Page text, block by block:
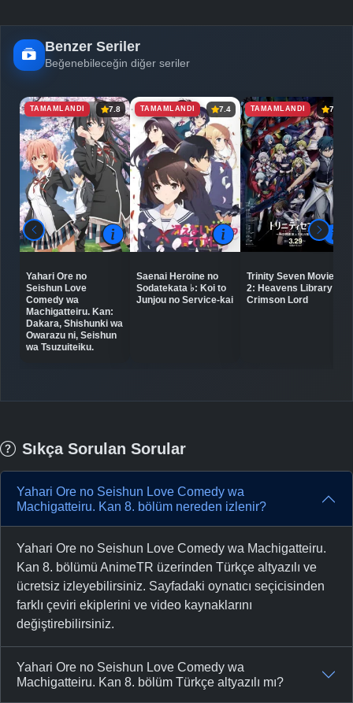
Benzer Seriler
Beğenebileceğin diğer seriler
TAMAMLANDI 7.8
Yahari Ore no
Seishun Love
Comedy wa
Machigatteiru. Kan:
Dakara, Shishunki wa
Owarazu ni, Seishun
wa Tsuzuiteiku.
TAMAMLANDI 7.4
Saenai Heroine no
Sodatekata ♭: Koi to
Junjou no Service-kai
TAMAMLANDI 7.3
Trinity Seven Movie
2: Heavens Library to
Crimson Lord
Sıkça Sorulan Sorular
Yahari Ore no Seishun Love Comedy wa
Machigatteiru. Kan 8. bölüm nereden izlenir?
Yahari Ore no Seishun Love Comedy wa Machigatteiru.
Kan 8. bölümü AnimeTR üzerinden Türkçe altyazılı ve
ücretsiz izleyebilirsiniz. Sayfadaki oynatıcı seçicisinden
farklı çeviri ekiplerini ve video kaynaklarını
değiştirebilirsiniz.
Yahari Ore no Seishun Love Comedy wa
Machigatteiru. Kan 8. bölüm Türkçe altyazılı mı?